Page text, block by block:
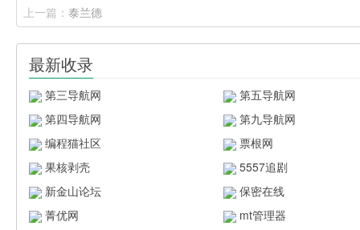
上一篇： 泰兰德
最新收录
第三导航网
第五导航网
第四导航网
第九导航网
编程猫社区
票根网
果核剥壳
5557追剧
新金山论坛
保密在线
菁优网
mt管理器